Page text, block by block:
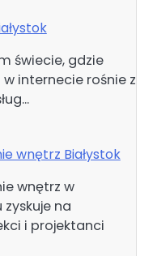
świecie, gdzie
internecie rośnie z
wnętrz Białystok
wnętrz w
zyskuje na
i projektanci